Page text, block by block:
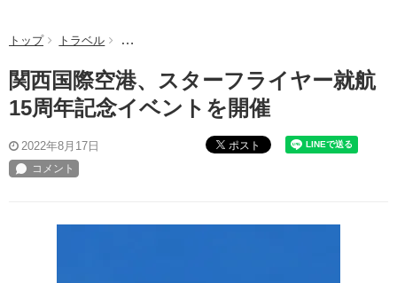
トップ トラベル 関西国際空港、スターフライヤー就航15周年記念イ
関西国際空港、スターフライヤー就航
15周年記念イベントを開催
2022年8月17日 ポスト